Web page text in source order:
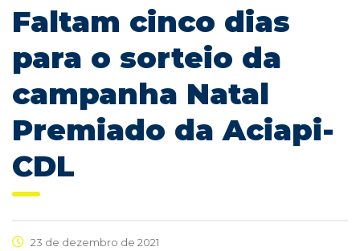
Faltam cinco dias
para o sorteio da
campanha Natal
Premiado da Aciapi-
CDL
23 de dezembro de 2021